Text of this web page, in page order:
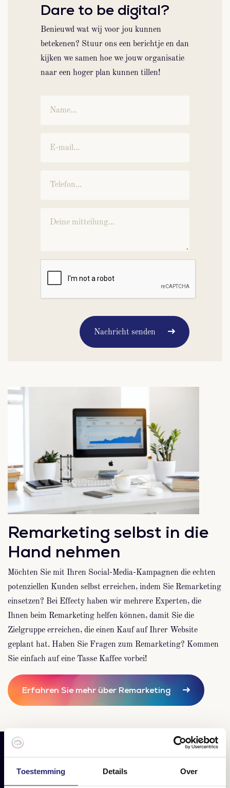
Toestemming Details Over
Dare to be digital?
Benieuwd wat wij voor jou kunnen
betekenen? Stuur ons een berichtje en dan
kijken we samen hoe we jouw organisatie
naar een hoger plan kunnen tillen!
Nachricht senden
Remarketing selbst in die
Hand nehmen
Möchten Sie mit Ihren Social-Media-Kampagnen die echten
potenziellen Kunden selbst erreichen, indem Sie Remarketing
einsetzen? Bei Effecty haben wir mehrere Experten, die
Ihnen beim Remarketing helfen können, damit Sie die
Zielgruppe erreichen, die einen Kauf auf Ihrer Website
geplant hat. Haben Sie Fragen zum Remarketing? Kommen
Sie einfach auf eine Tasse Kaffee vorbei!
Erfahren Sie mehr über Remarketing
Lesen Sie hier Ihren